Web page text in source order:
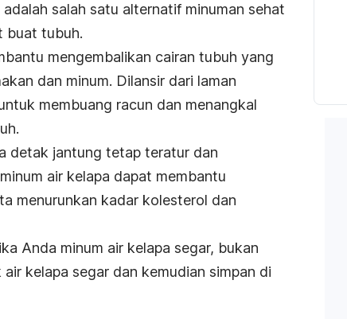
salah satu alternatif minuman sehat
buat tubuh.
mengembalikan cairan tubuh yang
dan minum. Dilansir dari laman
membuang racun dan menangkal
detak jantung tetap teratur dan
air kelapa dapat membantu
menurunkan kadar kolesterol dan
Anda minum air kelapa segar, bukan
kelapa segar dan kemudian simpan di